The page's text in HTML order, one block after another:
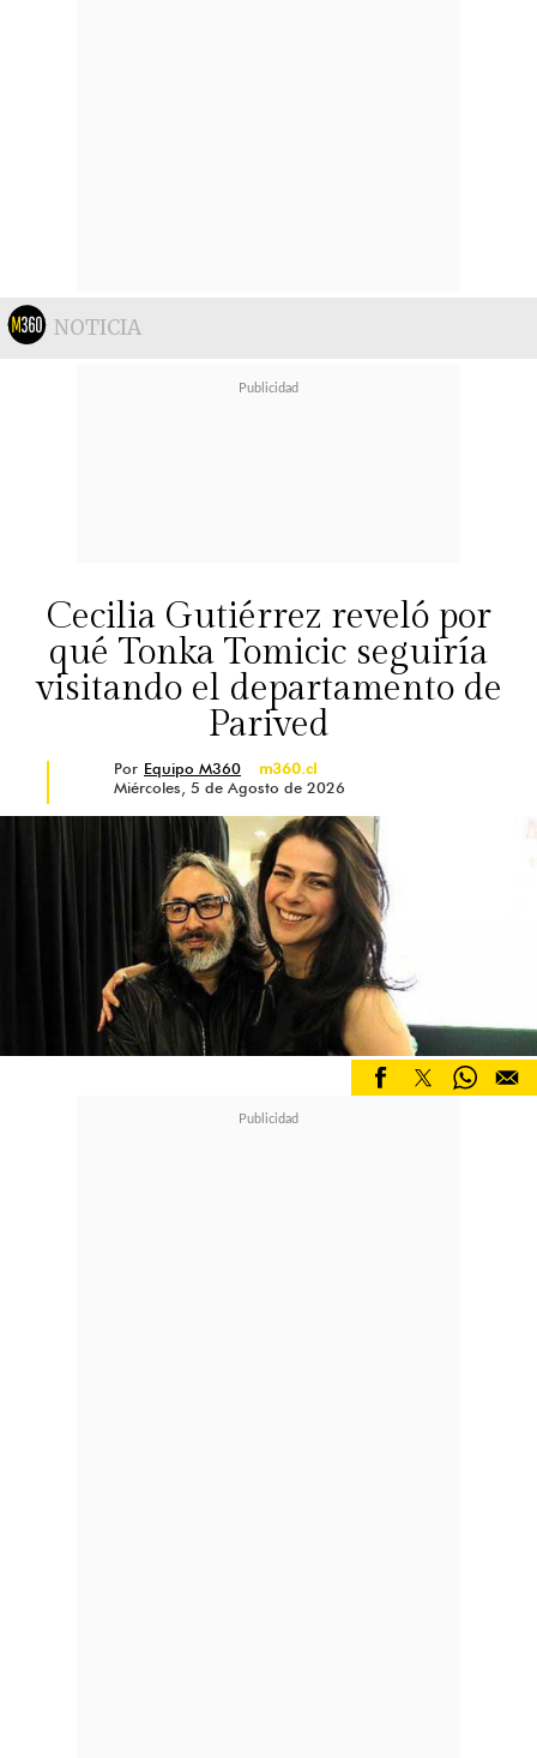
NOTICIA
Cecilia Gutiérrez reveló por
qué Tonka Tomicic seguiría
visitando el departamento de
Parived
Por Equipo M360
m360.cl
Miércoles, 5 de Agosto de 2026